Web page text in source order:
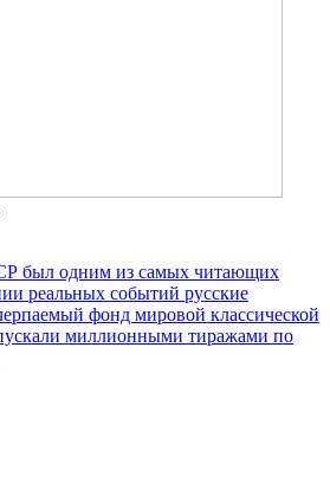
был одним из самых читающих
реальных событий русские
фонд мировой классической
миллионными тиражами по